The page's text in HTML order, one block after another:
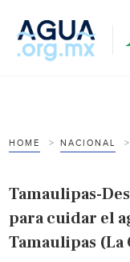
HOME NACIONAL
Tamaulipas-
para cuidar el
Tamaulipas (La